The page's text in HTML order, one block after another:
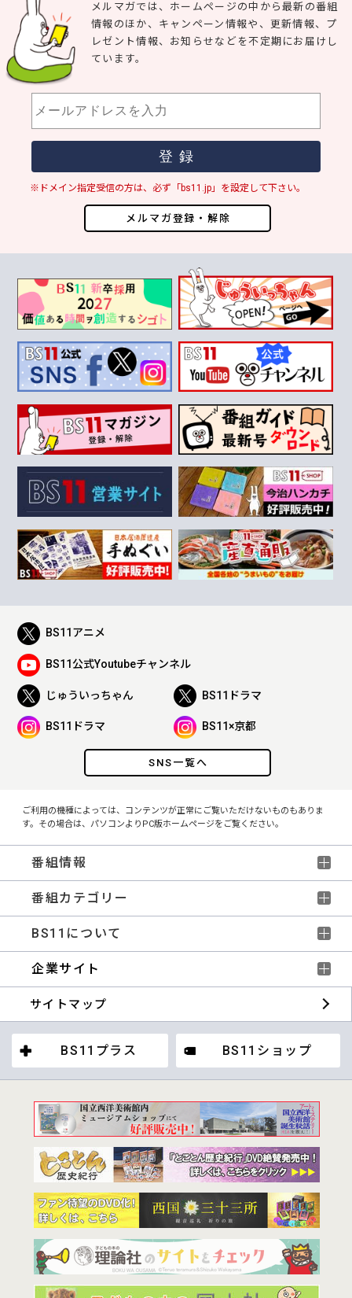
メルマガ登録・解除
メルマガでは、ホームページの中から最新の番組
情報のほか、キャンペーン情報や、更新情報、プ
レゼント情報、お知らせなどを不定期にお届けし
ています。
※ドメイン指定受信の方は、必ず「bs11.jp」を設定して下さい。
SNS一覧へ
BS11アニメ
BS11公式Youtubeチャンネル
じゅういっちゃん BS11ドラマ
BS11ドラマ BS11×京都
ご利用の機種によっては、コンテンツが正常にご覧いただけないものもありま
す。その場合は、パソコンよりPC版ホームページをご覧ください。
番組情報
番組カテゴリー
BS11について
企業サイト
サイトマップ
BS11プラス BS11ショップ